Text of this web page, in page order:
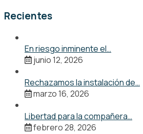
Recientes
En riesgo inminente el…
junio 12, 2026
Rechazamos la instalación de…
marzo 16, 2026
Libertad para la compañera…
febrero 28, 2026